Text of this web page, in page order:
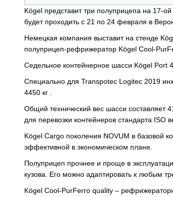
ИСПЫТАТЕЛИ
ТЕХНОЛОГИИ
ДОРОЖНАЯ ИНДУСТРИЯ
СЕРВИСМЕНЫ
Kögel представит три полуприцепа на 17-
будет проходить с 21 по 24 февраля в
Немецкая компания выставит на стенде
полуприцеп-рефрижератор Kögel Cool-
Седельное контейнерное шасси Kögel Port
Специально для Transpotec Logitec 2019
4450 кг .
Общий технический вес шасси составляет
для перевозки контейнеров стандарта
Kögel Cargo поколения NOVUM в базовой
эффективной в экономическом плане.
Полуприцеп прочнее и проще в
кузова. Его можно адаптировать к любым
Kögel Cool-PurFerro quality –